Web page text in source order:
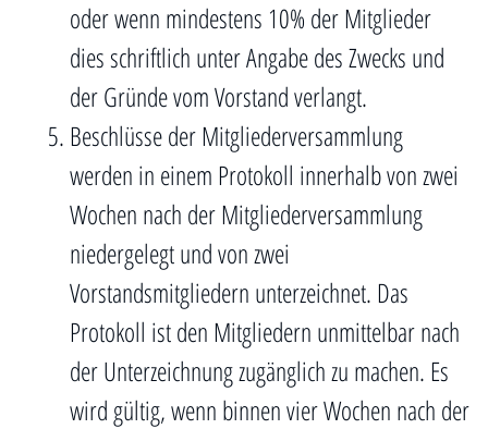
oder wenn mindestens 10% der Mitglieder
dies schriftlich unter Angabe des Zwecks und
der Gründe vom Vorstand verlangt.
Beschlüsse der Mitgliederversammlung
werden in einem Protokoll innerhalb von zwei
Wochen nach der Mitgliederversammlung
niedergelegt und von zwei
Vorstandsmitgliedern unterzeichnet. Das
Protokoll ist den Mitgliedern unmittelbar nach
der Unterzeichnung zugänglich zu machen. Es
wird gültig, wenn binnen vier Wochen nach der